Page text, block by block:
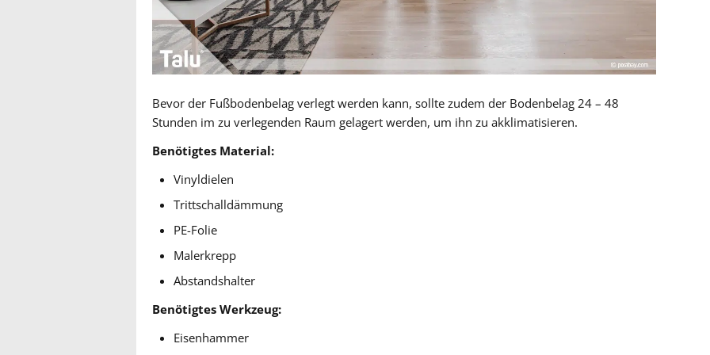
Bevor der Fußbodenbelag verlegt werden kann, sollte zudem der Bodenbelag 24 – 48
Stunden im zu verlegenden Raum gelagert werden, um ihn zu akklimatisieren.
Benötigtes Material:
Vinyldielen
Trittschalldämmung
PE-Folie
Malerkrepp
Abstandshalter
Benötigtes Werkzeug:
Eisenhammer